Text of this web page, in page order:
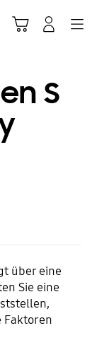
S
über eine
Sie eine
Faktoren